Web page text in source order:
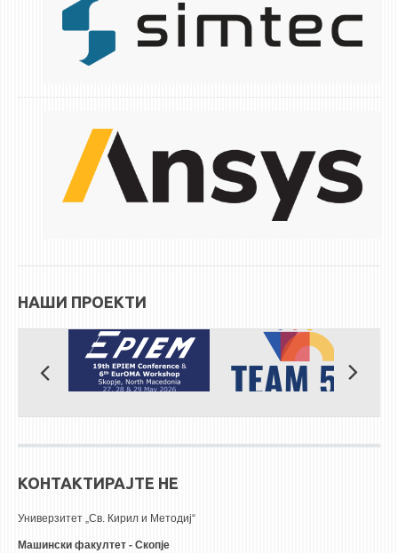
I ЦИКЛУС - ДОДИПЛОМСКИ
II ЦИКЛУС - ПОСЛЕДИПЛОМСКИ
МЕЃУНАРОДНА РАЗМЕНА
ЕКВИВАЛЕНЦИИ ОД СТАРИ СТУДИСКИ ПРОГРАМИ
ОГЛАСНА ТАБЛА
СООПШТЕНИЈА
СТИПЕНДИИ/ПРАКСИ
СТИПЕНДИИ
НАШИ ПРОЕКТИ
КОНТАКТИРАЈТЕ НЕ
Универзитет „Св. Кирил и Методиј“
Машински факултет - Скопје